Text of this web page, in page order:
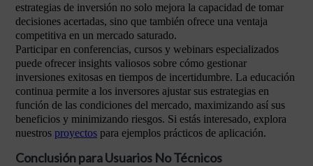
estrategias de inversión no solo mejora la capacidad de tomar
decisiones acertadas, sino que también ofrece una ventaja
competitiva en un mercado saturado.
Participar en conferencias, cursos y webinars especializados
puede ofrecer insights valiosos sobre cómo gestionar
inversiones exitosas en tiempos de incertidumbre. La educación
continua permite a los inversores ajustar sus estrategias en
función de las condiciones del mercado, maximizando así sus
beneficios y minimizando riesgos. Si estás interesado, explora
nuestros proyectos para ejemplos prácticos de aplicación.
Conclusión para Usuarios No Técnicos